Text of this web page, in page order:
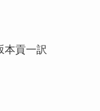
本貢一訳